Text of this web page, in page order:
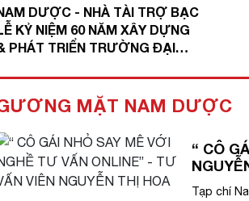
DƯỢC - NHÀ TÀI TRỢ BẠC
KỶ NIỆM 60 NĂM XÂY DỰNG
PHÁT TRIỂN TRƯỜNG ĐẠI
MẶT NAM DƯỢC
“ CÔ
Tạp chí